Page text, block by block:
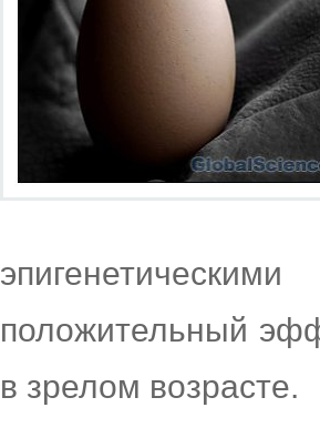
положительный
в зрелом возрасте.